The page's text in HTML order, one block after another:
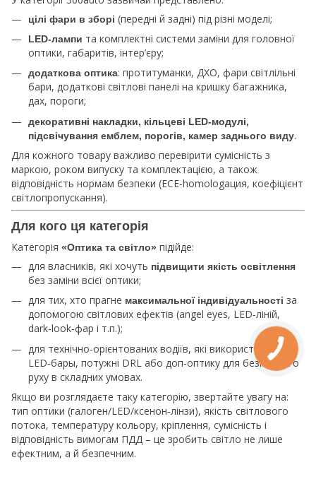
цілі фари в зборі (передні й задні) під різні моделі;
LED‑лампи та комплектні системи заміни для головної
оптики, габаритів, інтер’єру;
додаткова оптика: протитуманки, ДХО, фари світлільні
бари, додаткові світлові панелі на кришку багажника,
дах, пороги;
декоративні накладки, кільцеві LED‑модулі,
підсвічування емблем, порогів, камер заднього виду.
Для кожного товару важливо перевірити сумісність з
маркою, роком випуску та комплектацією, а також
відповідність нормам безпеки (ECE‑homologация, коефіцієнт
світлопропускання).
Для кого ця категорія
Категорія «Оптика та світло» підійде:
для власників, які хочуть підвищити якість освітлення
без заміни всієї оптики;
для тих, хто прагне максимальної індивідуальності за
допомогою світлових ефектів (angel eyes, LED‑ліній,
dark‑look‑фар і т.п.);
для технічно‑орієнтованих водіїв, які використовують
LED‑бары, потужні DRL або доп‑оптику для безпечного
руху в складних умовах.
Якщо ви розглядаєте таку категорію, звертайте увагу на:
тип оптики (галоген/LED/ксенон‑лінзи), якість світлового
потока, температуру кольору, кріплення, сумісність і
відповідність вимогам ПДД – це зробить світло не лише
ефектним, а й безпечним.